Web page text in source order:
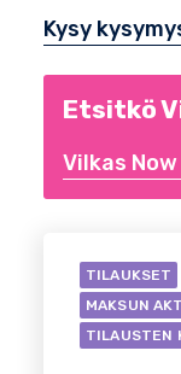
Kysy
Etsitkö
Vilkas
TILAUKSET
MAKSUN
TILAUSTEN